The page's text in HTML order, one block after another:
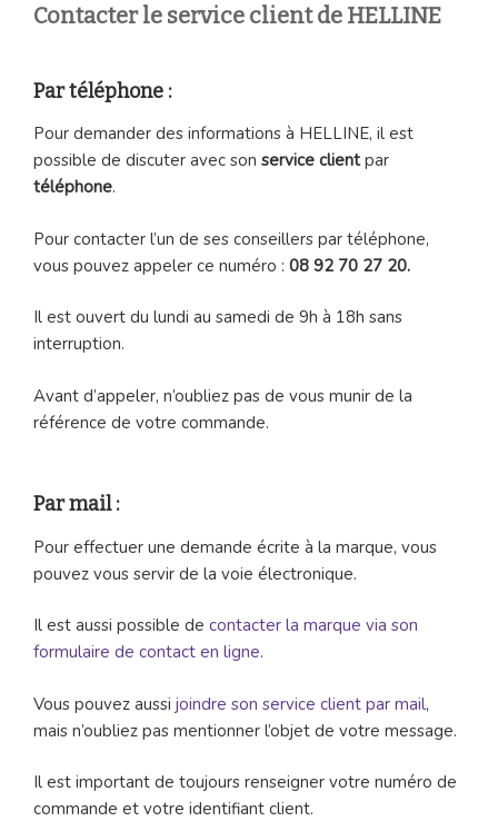
Contacter le service client de HELLINE
Par téléphone :
Pour demander des informations à HELLINE, il est
possible de discuter avec son service clientpar
téléphone.
Pour contacter l’un de ses conseillers par téléphone,
vous pouvez appeler ce numéro : 08 92 70 27 20.
Il est ouvert du lundi au samedi de 9h à 18h sans
interruption.
Avant d’appeler, n’oubliez pas de vous munir de la
référence de votre commande.
Par mail :
Pour effectuer une demande écrite à la marque, vous
pouvez vous servir de la voie électronique.
Il est aussi possible de contacter la marque via son
formulaire de contact en ligne.
Vous pouvez aussi joindre son service client par mail,
mais n’oubliez pas mentionner l’objet de votre message.
Il est important de toujours renseigner votre numéro de
commande et votre identifiant client.